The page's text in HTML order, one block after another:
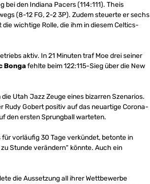
bei den Indiana Pacers (114:111). Theis
(8-12 FG, 2-2 3P). Zudem steuerte er sechs
wichtige Rolle, die ihm in diesem Celtics-
aktiv. In 21 Minuten traf Moe drei seiner
Bongafehlte beim 122:115-Sieg über die New
Utah Jazz Zeuge eines bizarren Szenarios.
Gobert positiv auf das neuartige Corona-
den ersten Sprungball warteten.
vorläufig 30 Tage verkündet, betonte in
Stunde verändern“ könnte. Auch ein
die Aussetzung all ihrer Wettbewerbe